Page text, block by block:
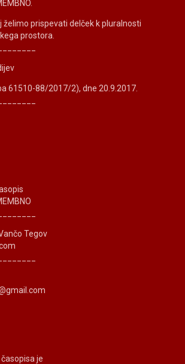
želimo prispevati delček k pluralnosti
prostora.
61510-88/2017/2), dne 20.9.2017.
Tegov
je